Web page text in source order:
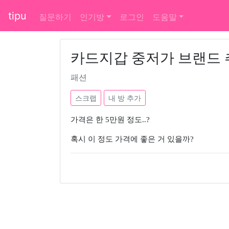
tipu 질문하기 인기방 로그인 도움말
카드지갑 중저가 브랜드
패션
스크랩 내 방 추가
가격은 한 5만원 정도..?
혹시 이 정도 가격에 좋은 거 있을까?